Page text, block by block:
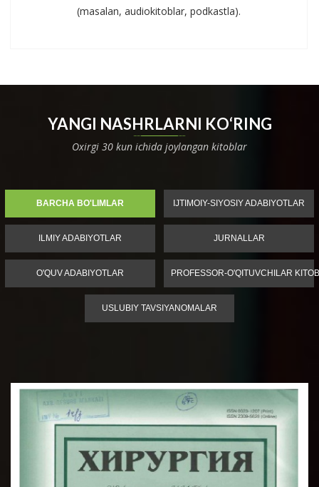
(masalan, audiokitoblar, podkastla).
YANGI NASHRLARNI KO‘RING
Oxirgi 30 kun ichida joylangan kitoblar
BARCHA BO'LIMLAR IJTIMOIY-SIYOSIY ADABIYOTLAR
ILMIY ADABIYOTLAR JURNALLAR
O'QUV ADABIYOTLAR PROFESSOR-O'QITUVCHILAR
USLUBIY TAVSIYANOMALAR